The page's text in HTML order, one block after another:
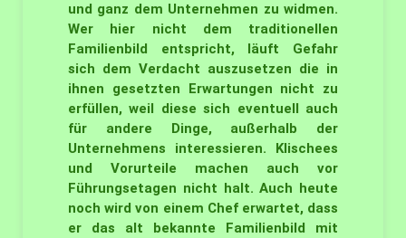
und ganz dem Unternehmen zu widmen.
Wer hier nicht dem traditionellen
Familienbild entspricht, läuft Gefahr
sich dem Verdacht auszusetzen die in
ihnen gesetzten Erwartungen nicht zu
erfüllen, weil diese sich eventuell auch
für andere Dinge, außerhalb der
Unternehmens interessieren. Klischees
und Vorurteile machen auch vor
Führungsetagen nicht halt. Auch heute
noch wird von einem Chef erwartet, dass
er das alt bekannte Familienbild mit